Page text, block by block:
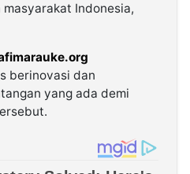
Indonesia,
berinovasi dan
yang ada demi